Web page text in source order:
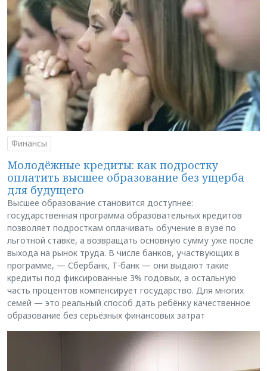
Финансы
Молодёжные кредиты: как подростку
оплатить высшее образование без ущерба
для будущего
Высшее образование становится доступнее:
государственная программа образовательных кредитов
позволяет подросткам оплачивать обучение в вузе по
льготной ставке, а возвращать основную сумму уже после
выхода на рынок труда. В числе банков, участвующих в
программе, — Сбербанк, Т-банк — они выдают такие
кредиты под фиксированные 3% годовых, а остальную
часть процентов компенсирует государство. Для многих
семей — это реальный способ дать ребёнку качественное
образование без серьёзных финансовых затрат